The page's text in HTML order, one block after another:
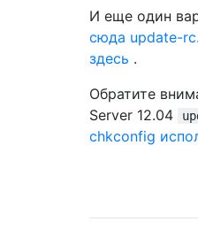
И еще один
сюда update-
здесь .
Обратите
Server 12.04
chkconfig